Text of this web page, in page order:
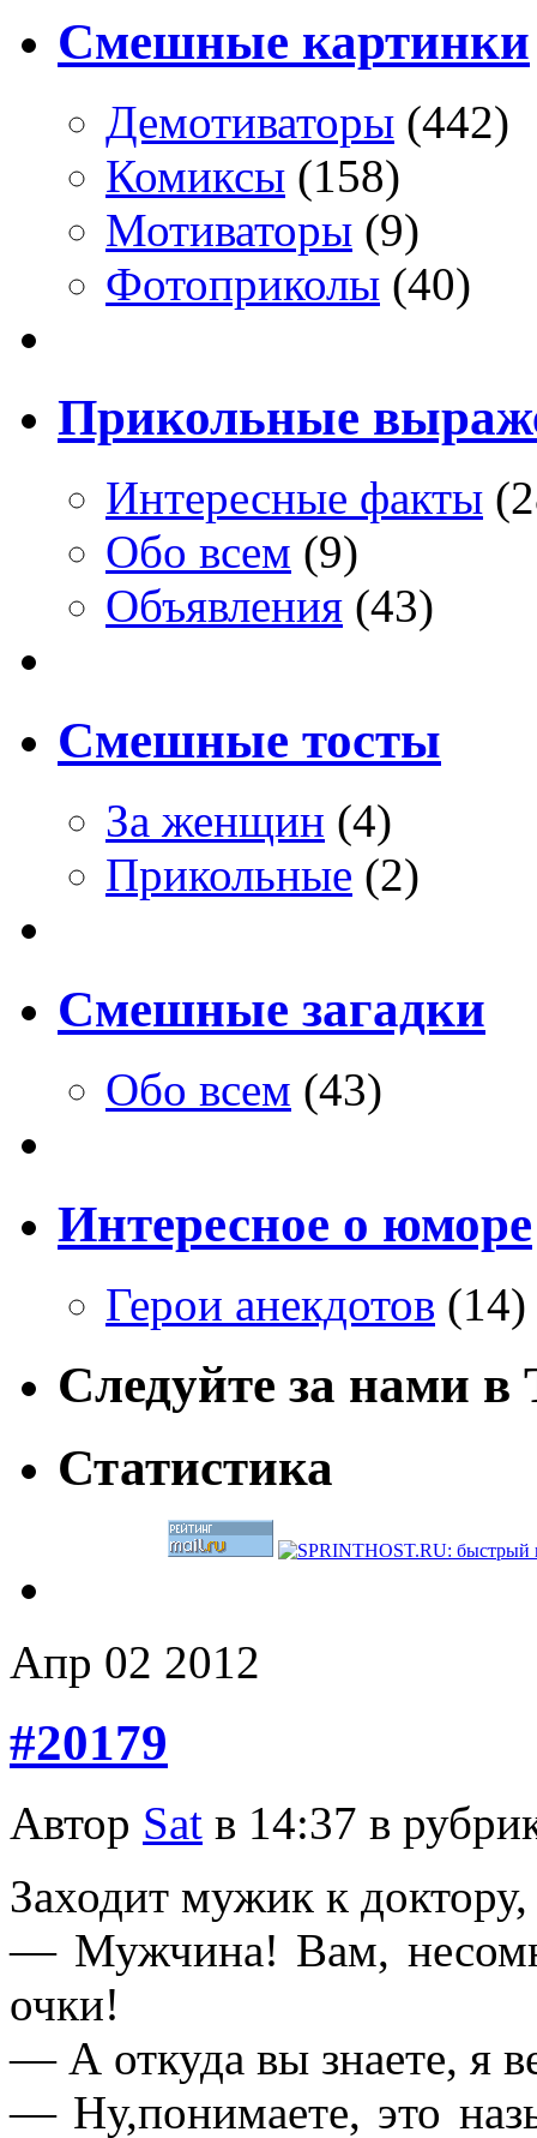
Смешные картинки
Демотиваторы (442)
Комиксы (158)
Мотиваторы (9)
Фотоприколы (40)
Прикольные
Интересные факты
Обо всем (9)
Объявления (43)
Смешные тосты
За женщин (4)
Прикольные (2)
Смешные загадки
Обо всем (43)
Интересное о юморе
Герои анекдотов (14)
Следуйте за нами
Статистика
Апр 02 2012
#20179
Автор Sat в 14:37 в
Заходит мужик к
— Мужчина! Вам,
очки!
— А откуда вы знаете, я
— Hу,понимаете, это